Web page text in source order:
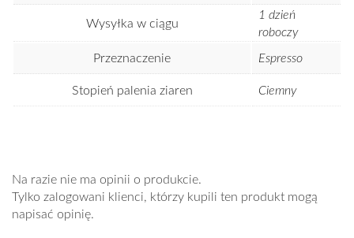
Wysyłka w ciągu
1 dzień
roboczy
Przeznaczenie Espresso
Stopień palenia ziaren Ciemny
Na razie nie ma opinii o produkcie.
Tylko zalogowani klienci, którzy kupili ten produkt mogą
napisać opinię.